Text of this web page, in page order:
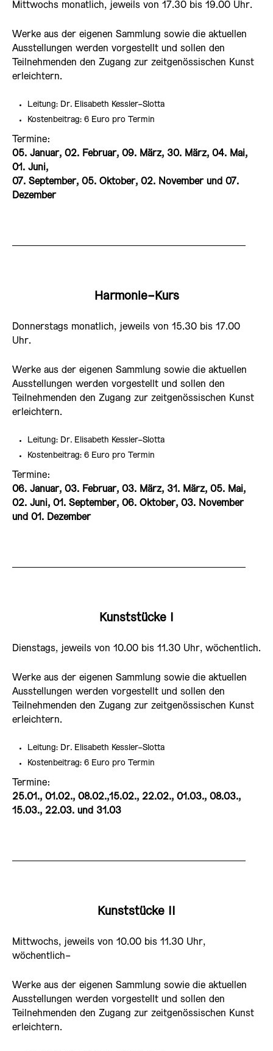
Mittwochs monatlich, jeweils von 17.30 bis 19.00 Uhr.
Werke aus der eigenen Sammlung sowie die aktuellen
Ausstellungen werden vorgestellt und sollen den
Teilnehmenden den Zugang zur zeitgenössischen Kunst
erleichtern.
Leitung: Dr. Elisabeth Kessler-Slotta
Kostenbeitrag: 6 Euro pro Termin
Termine:
05. Januar, 02. Februar, 09. März, 30. März, 04. Mai,
01. Juni,
07. September, 05. Oktober, 02. November und 07.
Dezember
Harmonie-Kurs
Donnerstags monatlich, jeweils von 15.30 bis 17.00
Uhr.
Werke aus der eigenen Sammlung sowie die aktuellen
Ausstellungen werden vorgestellt und sollen den
Teilnehmenden den Zugang zur zeitgenössischen Kunst
erleichtern.
Leitung: Dr. Elisabeth Kessler-Slotta
Kostenbeitrag: 6 Euro pro Termin
Termine:
06. Januar, 03. Februar, 03. März, 31. März, 05. Mai,
02. Juni, 01. September, 06. Oktober, 03. November
und 01. Dezember
Kunststücke I
Dienstags, jeweils von 10.00 bis 11.30 Uhr, wöchentlich.
Werke aus der eigenen Sammlung sowie die aktuellen
Ausstellungen werden vorgestellt und sollen den
Teilnehmenden den Zugang zur zeitgenössischen Kunst
erleichtern.
Leitung: Dr. Elisabeth Kessler-Slotta
Kostenbeitrag: 6 Euro pro Termin
Termine:
25.01., 01.02., 08.02.,15.02., 22.02., 01.03., 08.03.,
15.03., 22.03. und 31.03
Kunststücke II
Mittwochs, jeweils von 10.00 bis 11.30 Uhr,
wöchentlich-
Werke aus der eigenen Sammlung sowie die aktuellen
Ausstellungen werden vorgestellt und sollen den
Teilnehmenden den Zugang zur zeitgenössischen Kunst
erleichtern.